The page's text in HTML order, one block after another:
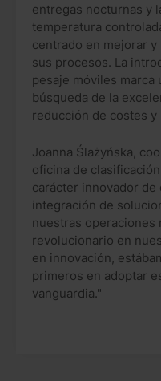
entregas nocturnas y
temperatura
centrado en mejorar
sus procesos. La
pesaje móviles
búsqueda de la
reducción de costes y
Joanna Ślażyńska,
oficina de
carácter innovador de
integración de
nuestras operaciones
revolucionario en
en innovación,
primeros en adoptar
vanguardia."